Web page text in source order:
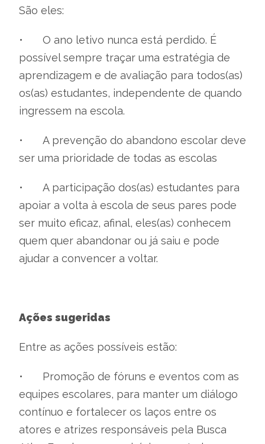
São eles:
•
O ano letivo nunca está perdido. É
possível sempre traçar uma estratégia de
aprendizagem e de avaliação para todos(as)
os(as) estudantes, independente de quando
ingressem na escola.
•
A prevenção do abandono escolar deve
ser uma prioridade de todas as escolas
•
A participação dos(as) estudantes para
apoiar a volta à escola de seus pares pode
ser muito eficaz, afinal, eles(as) conhecem
quem quer abandonar ou já saiu e pode
ajudar a convencer a voltar.
Ações sugeridas
Entre as ações possíveis estão:
•
Promoção de fóruns e eventos com as
equipes escolares, para manter um diálogo
contínuo e fortalecer os laços entre os
atores e atrizes responsáveis pela Busca